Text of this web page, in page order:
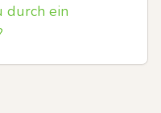
durch ein